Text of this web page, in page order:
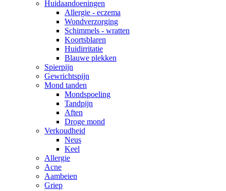
Huidaandoeningen
Allergie - eczema
Wondverzorging
Schimmels - wratten
Koortsblaren
Huidirritatie
Blauwe plekken
Spierpijn
Gewrichtspijn
Mond tanden
Mondspoeling
Tandpijn
Aften
Droge mond
Verkoudheid
Neus
Keel
Allergie
Acne
Aambeien
Griep